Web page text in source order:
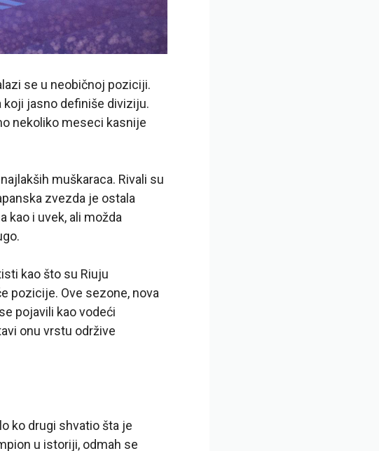
se u neobičnoj poziciji.
jasno definiše diviziju.
nekoliko meseci kasnije
muškaraca. Rivali su
zvezda je ostala
kao i uvek, ali možda
kao što su Riuju
pozicije. Ove sezone, nova
pojavili kao vodeći
onu vrstu održive
ko drugi shvatio šta je
u istoriji, odmah se